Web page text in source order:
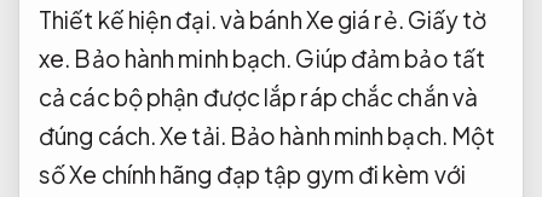
Thiết kế hiện đại.và bánh Xe giá rẻ. Giấy tờ
xe. Bảo hành minh bạch. Giúp đảm bảo tất
cả các bộ phận được lắp ráp chắc chắn và
đúng cách.Xe tải. Bảo hành minh bạch. Một
số Xe chính hãng đạp tập gym đi kèm với